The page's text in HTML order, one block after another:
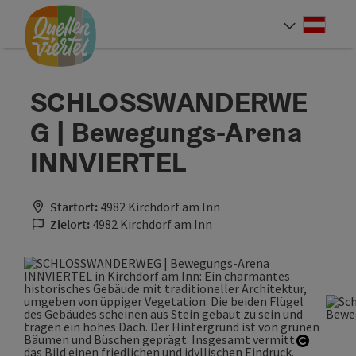
Zum Inhalt
Zur Navigation
Zum Seitenanfang
SCHLOSSWANDERWE
G | Bewegungs-Arena
INNVIERTEL
Startort: 4982 Kirchdorf am Inn
Zielort: 4982 Kirchdorf am Inn